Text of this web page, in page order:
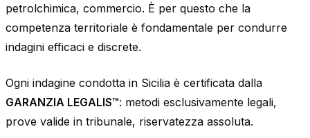
petrolchimica, commercio. È per questo che la
competenza territoriale è fondamentale per condurre
indagini efficaci e discrete.
Ogni indagine condotta in Sicilia è certificata dalla
GARANZIA LEGALIS™: metodi esclusivamente legali,
prove valide in tribunale, riservatezza assoluta.